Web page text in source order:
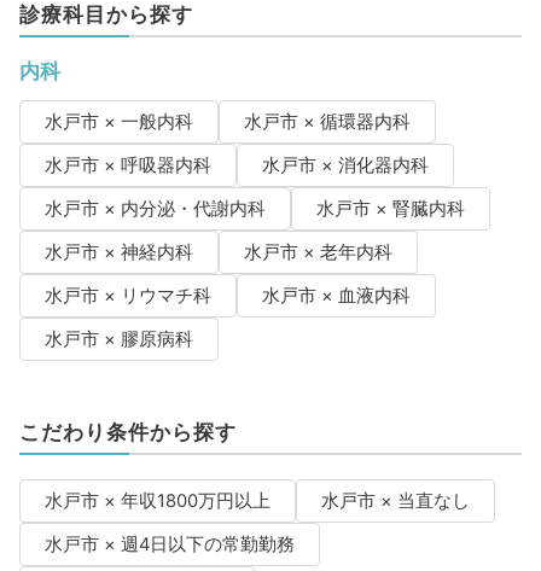
診療科目から探す
内科
水戸市 × 一般内科
水戸市 × 循環器内科
水戸市 × 呼吸器内科
水戸市 × 消化器内科
水戸市 × 内分泌・代謝内科
水戸市 × 腎臓内科
水戸市 × 神経内科
水戸市 × 老年内科
水戸市 × リウマチ科
水戸市 × 血液内科
水戸市 × 膠原病科
こだわり条件から探す
水戸市 × 年収1800万円以上
水戸市 × 当直なし
水戸市 × 週4日以下の常勤勤務